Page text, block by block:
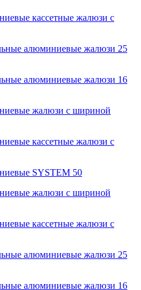
кассетные жалюзи с
алюминиевые жалюзи 25
алюминиевые жалюзи 16
жалюзи с шириной
кассетные жалюзи с
SYSTEM 50
жалюзи с шириной
кассетные жалюзи с
алюминиевые жалюзи 25
алюминиевые жалюзи 16